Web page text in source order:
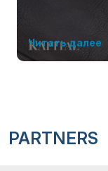
Читать далее
PARTNERS